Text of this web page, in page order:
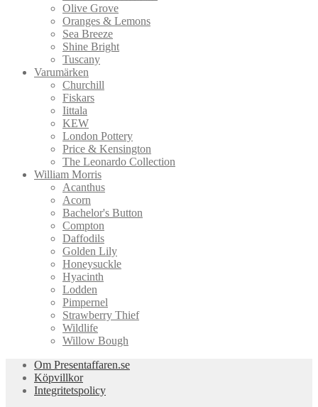
Olive Grove
Oranges & Lemons
Sea Breeze
Shine Bright
Tuscany
Varumärken
Churchill
Fiskars
Iittala
KEW
London Pottery
Price & Kensington
The Leonardo Collection
William Morris
Acanthus
Acorn
Bachelor's Button
Compton
Daffodils
Golden Lily
Honeysuckle
Hyacinth
Lodden
Pimpernel
Strawberry Thief
Wildlife
Willow Bough
Om Presentaffaren.se
Köpvillkor
Integritetspolicy